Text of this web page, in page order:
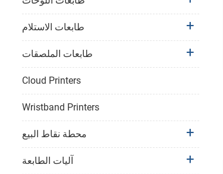
طابعات الاستلام
طابعات الملصقات
Cloud Printers
Wristband Printers
محطة نقاط البيع
آليات الطابعة